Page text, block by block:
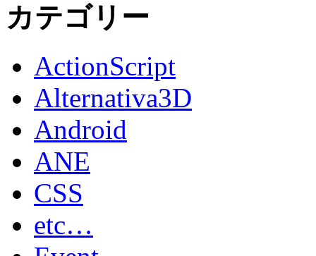
カテゴリー
ActionScript
Alternativa3D
Android
ANE
CSS
etc…